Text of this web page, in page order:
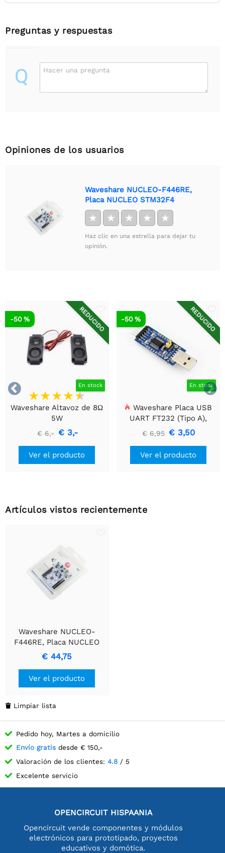
Preguntas y respuestas
Q Hacer una pregunta
Opiniones de los usuarios
Waveshare NUCLEO-F446RE,
Placa NUCLEO STM32F4
★ ★ ★ ★ ★
Haz clic en una estrella para dejar tu
opinión.


REDUCIDO
En stock
-50 %
Waveshare Altavoz de 8Ω
5W
€ 6,- € 3,-
Ver el producto
REDUCIDO
En stock
-50 %
Waveshare Placa USB
UART FT232 (Tipo A),
Módulo de Comunicación
USB a TTL (UART)
€ 6,95 € 3,50
Ver el producto
Artículos vistos recientemente
Waveshare NUCLEO-
F446RE, Placa NUCLEO
STM32F4
€ 44,75
Ver el producto
 Limpiar lista
Pedido hoy, Martes a domicilio
Envío gratis desde € 150,-
Valoración de los clientes: 4.8 / 5
Excelente servicio
OPENCIRCUIT HISPAANIA
Opencircuit vende componentes y módulos
electrónicos para prototipado, proyectos
educativos y domótica.